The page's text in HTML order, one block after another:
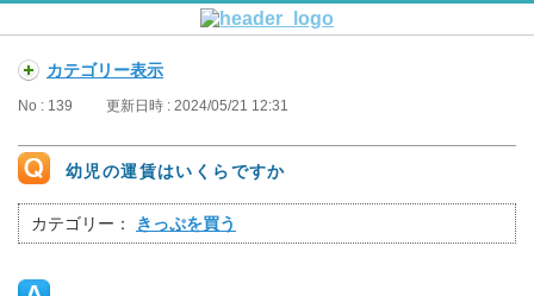
カテゴリー表示
No : 139 更新日時 : 2024/05/21 12:31
幼児の運賃はいくらですか
カテゴリー： きっぷを買う